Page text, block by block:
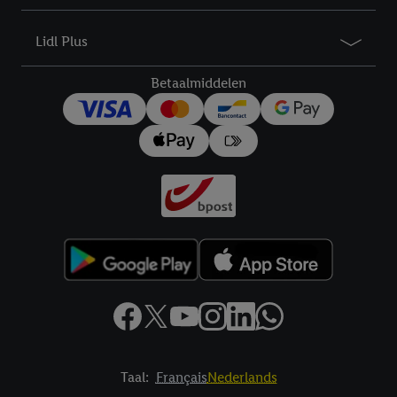
Lidl Plus
Betaalmiddelen
Taal: FrançaisNederlands
droit de révoquer votre consentement à tout moment avec effet
données .Vous trouverez les impressions ici.